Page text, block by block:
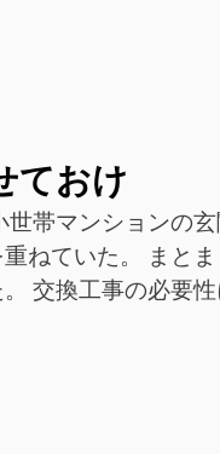
ておけ
帯マンションの
ねていた。 まと
交換工事の必要